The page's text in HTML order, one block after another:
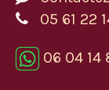
05 61 22
06 04 14